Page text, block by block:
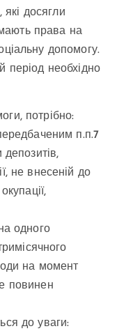
які досягли
права на
допомогу.
період необхідно
потрібно:
п.п.7
не внесеній до
одного
на момент
повинен
до уваги: